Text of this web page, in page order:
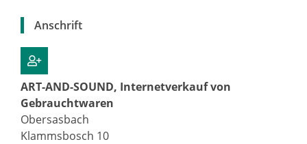
Anschrift
ART-AND-SOUND, Internetverkauf von
Gebrauchtwaren
Obersasbach
Klammsbosch 10